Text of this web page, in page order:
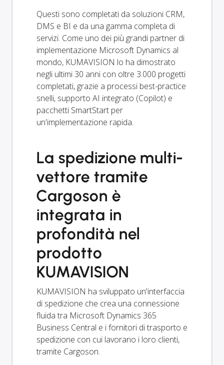
Questi sono completati da soluzioni CRM,
DMS e BI e da una gamma completa di
servizi. Come uno dei più grandi partner di
implementazione Microsoft Dynamics al
mondo, KUMAVISION lo ha dimostrato
negli ultimi 30 anni con oltre 3.000 progetti
completati, grazie a processi best-practice
snelli, supporto AI integrato (Copilot) e
pacchetti SmartStart per
un'implementazione rapida.
La spedizione multi-
vettore tramite
Cargoson è
integrata in
profondità nel
prodotto
KUMAVISION
KUMAVISION ha sviluppato un'interfaccia
di spedizione che crea una connessione
fluida tra Microsoft Dynamics 365
Business Central e i fornitori di trasporto e
spedizione con cui lavorano i loro clienti,
tramite Cargoson.